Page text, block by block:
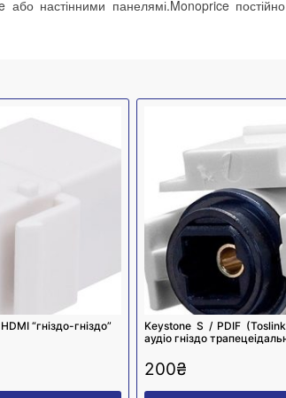
настінними панелямі.Monoprice
“гніздо-гніздо”
Keystone S / PDIF
аудіо гніздо
200₴